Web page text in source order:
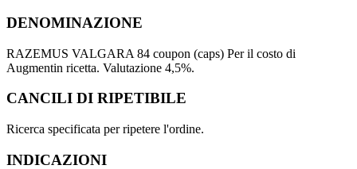
DENOMINAZIONE
RAZEMUS VALGARA 84 coupon (caps) Per il costo di
Augmentin ricetta. Valutazione 4,5%.
CANCILI DI RIPETIBILE
Ricerca specificata per ripetere l'ordine.
INDICAZIONI